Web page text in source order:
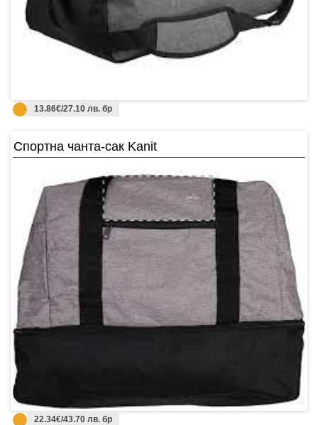
13.86€/27.10 лв. бр
Спортна чанта-сак Kanit
22.34€/43.70 лв. бр